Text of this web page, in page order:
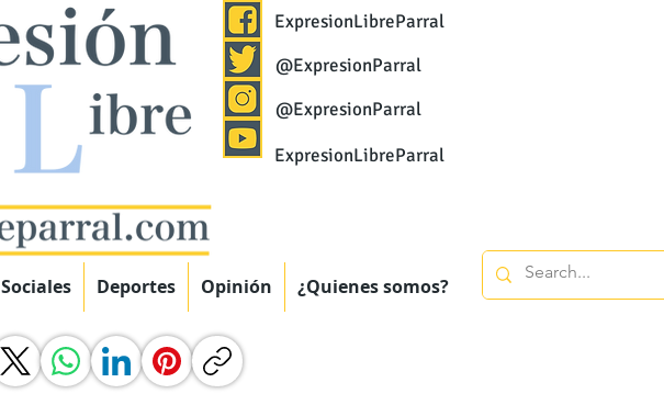
ExpresionLibreParral
@ExpresionParral
@ExpresionParral
ExpresionLibreParral
Sociales Deportes Opinión ¿Quienes somos?